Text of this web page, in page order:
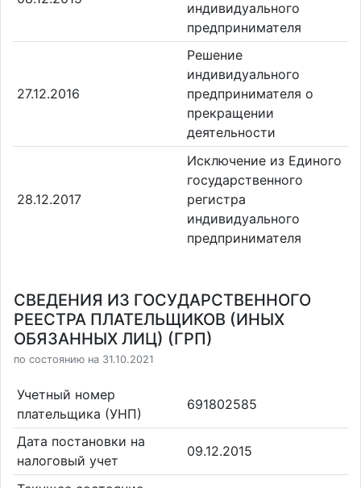
индивидуального
предпринимателя
27.12.2016
Решение
индивидуального
предпринимателя о
прекращении
деятельности
28.12.2017
Исключение из Единого
государственного
регистра
индивидуального
предпринимателя
СВЕДЕНИЯ ИЗ ГОСУДАРСТВЕННОГО
РЕЕСТРА ПЛАТЕЛЬЩИКОВ (ИНЫХ
ОБЯЗАННЫХ ЛИЦ) (ГРП)
по состоянию на 31.10.2021
Учетный номер
плательщика (УНП)
691802585
Дата постановки на
налоговый учет
09.12.2015